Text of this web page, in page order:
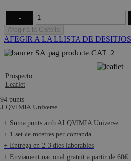
-
Afegir a la Cistella
AFEGIR A LA LLISTA DE DESITJOS
Prospecto
Leaflet
94 punts
Universe
+ Suma punts amb ALQVIMIA Universe
+ 1 set de mostres per comanda
+ Entrega en 2-3 dies laborables
+ Enviament nacional gratuït a partir de 60€